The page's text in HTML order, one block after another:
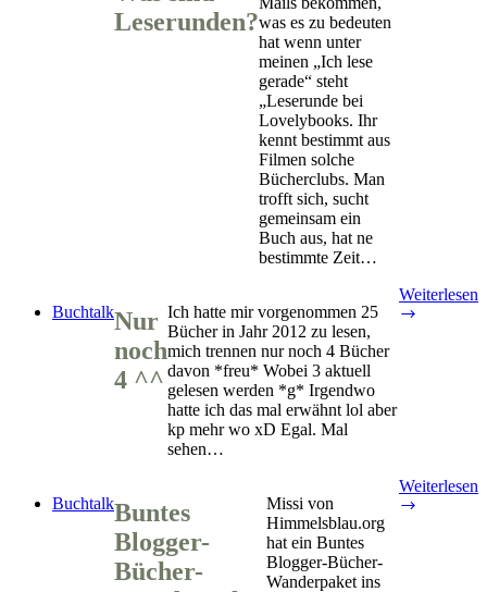
Leserunden?was es zu bedeuten
hat wenn unter
meinen „Ich lese
gerade“ steht
„Leserunde bei
Lovelybooks. Ihr
kennt bestimmt aus
Filmen solche
Bücherclubs. Man
trofft sich, sucht
gemeinsam ein
Buch aus, hat ne
bestimmte Zeit…
BuchtalkNur
noch
4 ^^
Ich hatte mir vorgenommen 25
Bücher in Jahr 2012 zu lesen,
mich trennen nur noch 4 Bücher
davon *freu* Wobei 3 aktuell
gelesen werden *g* Irgendwo
hatte ich das mal erwähnt lol aber
kp mehr wo xD Egal. Mal
sehen…
Weiterlesen
BuchtalkBuntes
Blogger-
Bücher-
Missi von
Himmelsblau.org
hat ein Buntes
Blogger-Bücher-
Wanderpaket ins
Weiterlesen